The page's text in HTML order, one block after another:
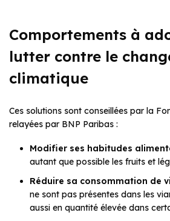
Comportements à
lutter contre le
climatique
Ces solutions sont conseillées par la
relayées par BNP Paribas :
Modifier ses habitudes
autant que possible les fruits et
Réduire sa consommation de
ne sont pas présentes dans les
aussi en quantité élevée dans